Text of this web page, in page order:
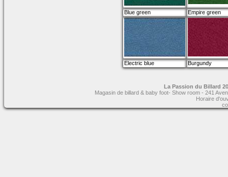
Blue green Empire green
Electric blue Burgundy
La Passion du Billard
Magasin de billard & baby foot- Show room - 241
Horaire